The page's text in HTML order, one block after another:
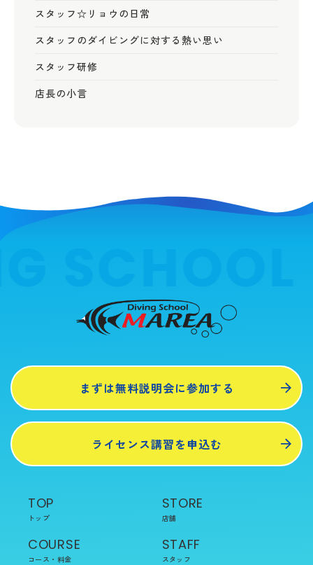
スタッフ☆リョウの日常
スタッフのダイビングに対する熱い思い
スタッフ研修
店長の小言
まずは無料説明会に参加する
ライセンス講習を申込む
TOP
トップ
COURSE
コース・料金
STORE
店舗
STAFF
スタッフ